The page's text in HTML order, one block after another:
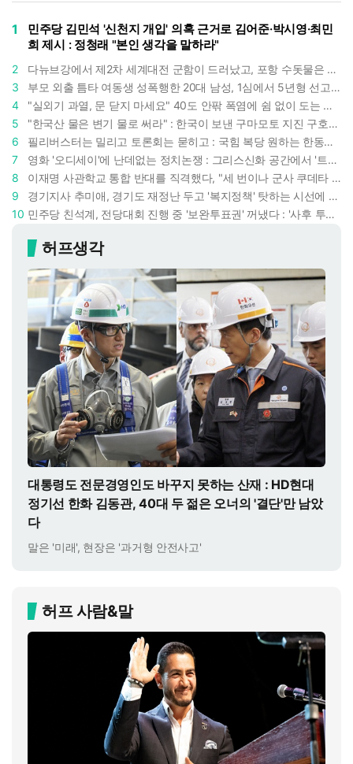
1
민주당 김민석 '신천지 개입' 의혹 근거로 김어준·박시영·최민
희 제시 : 정청래 "본인 생각을 말하라"
2
다뉴브강에서 제2차 세계대전 군함이 드러났고, 포항 수돗물은 갑자기 짜졌다 : 폭염·가뭄이 만든 낯선 풍경
3
부모 외출 틈타 여동생 성폭행한 20대 남성, 1심에서 5년형 선고 : 친족 간 '암수범죄'의 심각성
4
"실외기 과열, 문 닫지 마세요" 40도 안팎 폭염에 쉼 없이 도는 에어컨 : 화재 위험 경고등!
5
"한국산 물은 변기 물로 써라" : 한국이 보낸 구마모토 지진 구호품에 한 일본인의 '어처구니 없는' 반응
6
필리버스터는 밀리고 토론회는 묻히고 : 국힘 복당 원하는 한동훈, '검사 정치'의 한계만 드러내나
7
영화 '오디세이'에 난데없는 정치논쟁 : 그리스신화 공간에서 '트럼프 전쟁의 참혹함'이 보인다
8
이재명 사관학교 통합 반대를 직격했다, "세 번이나 군사 쿠데타 했는데 압도적 지위"
9
경기지사 추미애, 경기도 재정난 두고 '복지정책' 탓하는 시선에 정면 반박 : "고령자와 아이 인구 급증"
10
민주당 친석계, 전당대회 진행 중 '보완투표권' 꺼냈다 : '사후 투표 허용' 무리수에 정청래 "투표 쿠데타"
허프생각
대통령도 전문경영인도 바꾸지 못하는 산재 : HD현대
정기선 한화 김동관, 40대 두 젊은 오너의 '결단'만 남았
다
말은 '미래', 현장은 '과거형 안전사고'
허프 사람&말